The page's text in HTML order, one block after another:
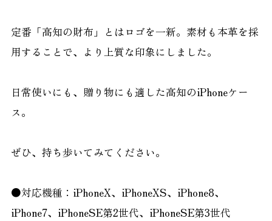
定番「高知の財布」とはロゴを一新。素材も本革を採
用することで、より上質な印象にしました。
日常使いにも、贈り物にも適した高知のiPhoneケー
ス。
ぜひ、持ち歩いてみてください。
●対応機種：iPhoneX、iPhoneXS、iPhone8、
iPhone7、iPhoneSE第2世代、iPhoneSE第3世代